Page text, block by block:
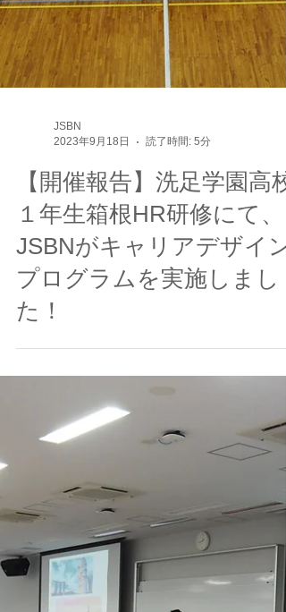
【開催報告】洗足学園高校
１年生箱根HR研修にて、
JSBNがキャリアデザイン
プログラムを実施しまし
た！